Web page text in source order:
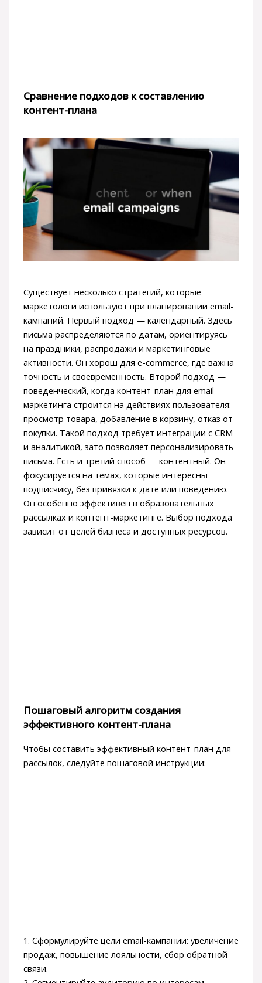
Сравнение подходов к составлению
контент-плана
Существует несколько стратегий, которые
маркетологи используют при планировании email-
кампаний. Первый подход — календарный. Здесь
письма распределяются по датам, ориентируясь
на праздники, распродажи и маркетинговые
активности. Он хорош для e-commerce, где важна
точность и своевременность. Второй подход —
поведенческий, когда контент-план для email-
маркетинга строится на действиях пользователя:
просмотр товара, добавление в корзину, отказ от
покупки. Такой подход требует интеграции с CRM
и аналитикой, зато позволяет персонализировать
письма. Есть и третий способ — контентный. Он
фокусируется на темах, которые интересны
подписчику, без привязки к дате или поведению.
Он особенно эффективен в образовательных
рассылках и контент-маркетинге. Выбор подхода
зависит от целей бизнеса и доступных ресурсов.
Пошаговый алгоритм создания
эффективного контент-плана
Чтобы составить эффективный контент-план для
рассылок, следуйте пошаговой инструкции:
1. Сформулируйте цели email-кампании: увеличение
продаж, повышение лояльности, сбор обратной
связи.